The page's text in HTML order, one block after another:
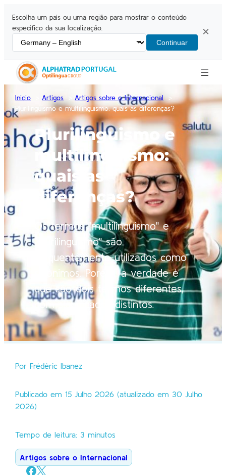
Escolha um país ou uma região para mostrar o conteúdo
específico da sua localização.
Continuar
×
Inicio Artigos
Artigos sobre o Internacional
Plurilinguismo e multilinguismo: quais as diferenças?
Plurilinguismo e
multilinguismo:
quais as
diferenças?
Os termos "multilinguismo" e
"plurilinguismo" são
frequentemente utilizados como
sinónimos. Porém, a verdade é
que são dois termos diferentes,
com significados distintos.
Por Frédéric Ibanez
Publicado em 15 Julho 2026 (atualizado em 30 Julho
2026)
Tempo de leitura: 3 minutos
Artigos sobre o Internacional